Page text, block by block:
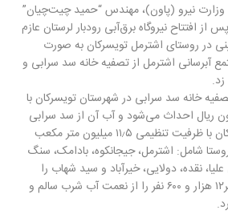
وزارت نیرو (پاون)، مهندس “حمید چیت‌چیان”
از افتتاح نیروگاه برق‌آبی رودبار لرستان عازم
در روستای اشترمل تویسرکان به صورت
آبرسانی اشترمل از تصفیه خانه سد سرابی و
خانه سد سرابی در شهرستان تویسرکان با
بر ۲۹ هزار میلیون ریال احداث می‌شود و آب آن از سد سرابی
در ۱۰ کیلومتری شرق تویسرکان با ظرفیت تنظیمی ۱۱٫۵ میلیون متر مکعب
می شود، نیاز آبی ۱۰ روستا شامل: اشترمل، جیجانکوه، بادامک، سنگ
نقده، دولایی، خیرآباد و سید شهاب را
تامین کرده و جمعیتی بالغ بر۱۲ هزار و ۶۰۰ نفر را از نعمت آب شرب سالم و